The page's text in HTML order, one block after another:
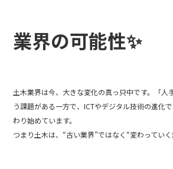
o
業界の可能性✨
土木業界は今、大きな変化の真っ只中です。「人
う課題がある一方で、ICTやデジタル技術の進化
わり始めています。
つまり土木は、“古い業界”ではなく“変わっていく